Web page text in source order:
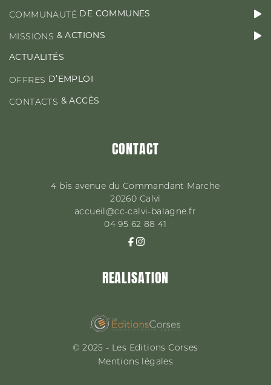
COMMUNAUTÉ DE COMMUNES
MISSIONS & ACTIONS
ACTUALITÉS
OFFRES D’EMPLOI
CONTACTS & ACCÈS
CONTACT
4 bis avenue du Commandant Marche
20260 Calvi
accueil@cc-calvi-balagne.fr
04 95 62 88 41
REALISATION
© 2025 - Les Editions Corses
Mentions légales